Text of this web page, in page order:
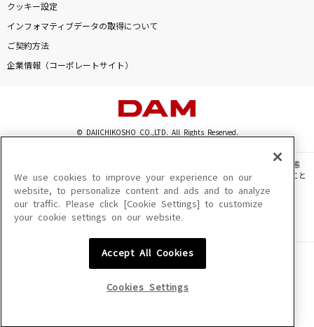
Lemon
米津玄師
一生に一度愛してるよ
I LOVE...
Official髭男dism
カラオケ最新情報をチェック！
クッキー設定
インフォマティブデータの取得について
ご契約方法
企業情報（コーポレートサイト）
© DAIICHIKOSHO CO.,LTD. All Rights Reserved.
このサイトに掲載されている一切の文章・画像・写真・動画・音声等を、手段や形態
を問わず、著作権法の定める範囲を超えて無断で複製、転載、ファイル化などすること
を禁じます。
楽曲及びコンテンツは、機種によりご利用いただけない場合があります。
楽曲及びコンテンツの配信日、配信内容が変更になる場合があります。
We use cookies to improve your experience on our
website, to personalize content and ads and to analyze
our traffic. Please click [Cookie Settings] to customize
your cookie settings on our website.
Accept All Cookies
Cookies Settings